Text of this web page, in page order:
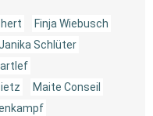
Finja Wiebusch
Schlüter
Maite Conseil